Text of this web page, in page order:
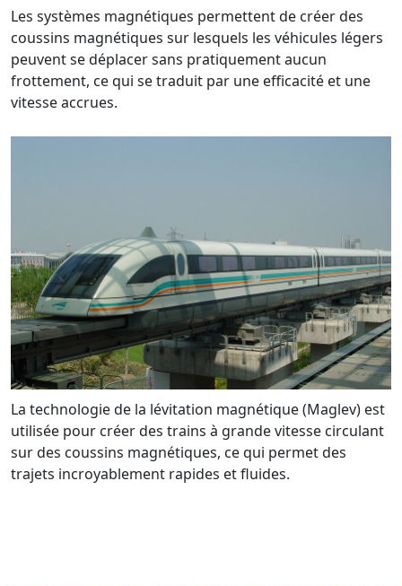
Les systèmes magnétiques permettent de créer des
coussins magnétiques sur lesquels les véhicules légers
peuvent se déplacer sans pratiquement aucun
frottement, ce qui se traduit par une efficacité et une
vitesse accrues.
La technologie de la lévitation magnétique (Maglev) est
utilisée pour créer des trains à grande vitesse circulant
sur des coussins magnétiques, ce qui permet des
trajets incroyablement rapides et fluides.